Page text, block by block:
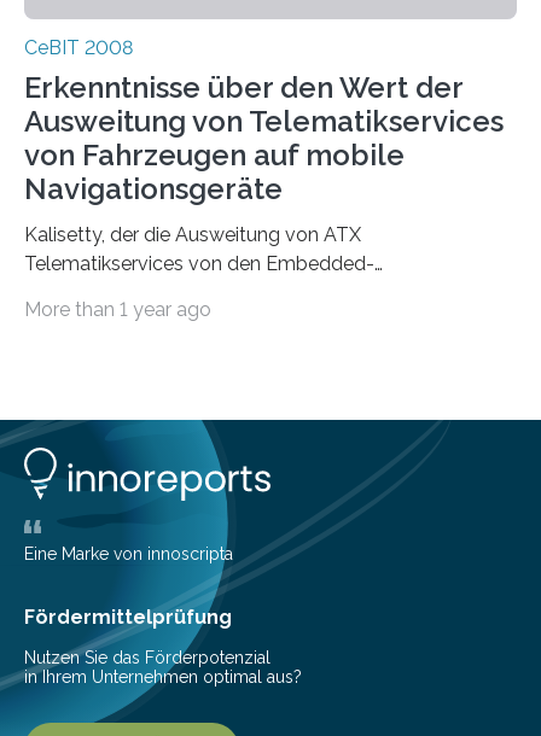
CeBIT 2008
Erkenntnisse über den Wert der
Ausweitung von Telematikservices
von Fahrzeugen auf mobile
Navigationsgeräte
Kalisetty, der die Ausweitung von ATX
Telematikservices von den Embedded-
Kommunikationsgeräte leitet, wird genau…
More than 1 year ago
Eine Marke von innoscripta
Fördermittelprüfung
Nutzen Sie das Förderpotenzial
in Ihrem Unternehmen optimal aus?